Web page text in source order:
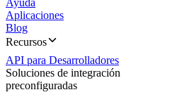
Ayuda
Aplicaciones
Blog
Recursos
API para Desarrolladores
Soluciones de integración
preconfiguradas